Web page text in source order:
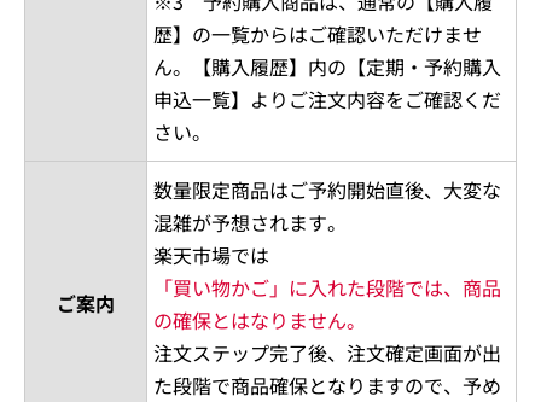
歴】の一覧からはご確認いただけませ
ん。【購入履歴】内の【定期・予約購入
申込一覧】よりご注文内容をご確認くだ
さい。
ご案内
数量限定商品はご予約開始直後、大変な
混雑が予想されます。
楽天市場では
「買い物かご」に入れた段階では、商品
の確保とはなりません。
注文ステップ完了後、注文確定画面が出
た段階で商品確保となりますので、予め